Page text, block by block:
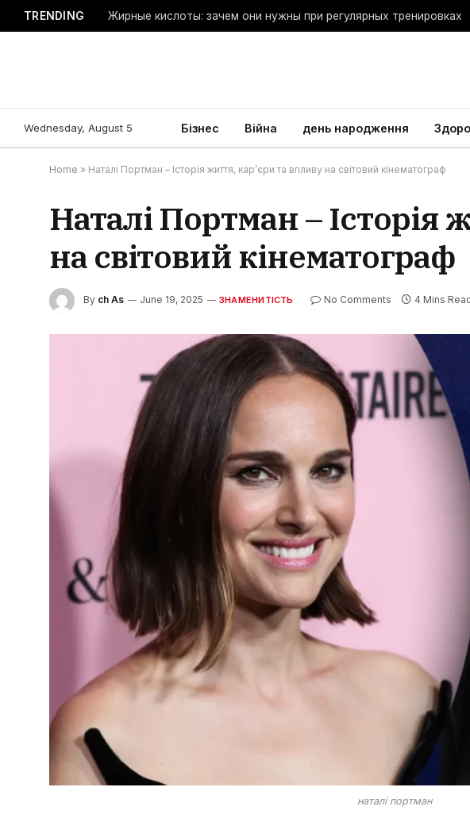
TRENDING Жирные кислоты: зачем они нужны при регулярных тренировках
Wednesday, August 5 Бізнес Війна день народження
Home » Наталі Портман – Історія життя, кар’єри та впливу на світовий кінематограф
Наталі Портман – Історія
на світовий кінематограф
By ch As June 19, 2025 ЗНАМЕНИТІСТЬ No Comments 4 Mins
наталі портман